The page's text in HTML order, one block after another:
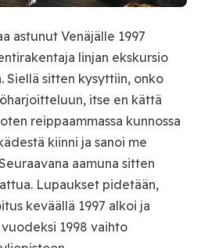
astunut Venäjälle 1997
linjan ekskursio
Siellä sitten kysyttiin, onko
itse en kättä
reippaammassa kunnossa
kiinni ja sanoi me
aamuna sitten
Lupaukset pidetään,
keväällä 1997 alkoi ja
1998 vaihto